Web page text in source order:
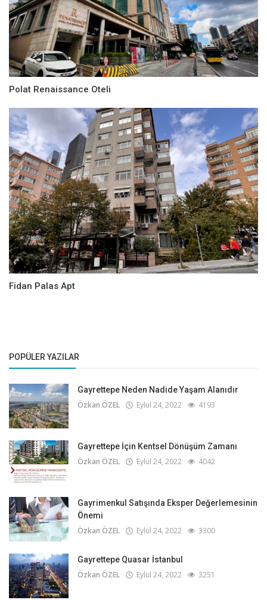
Polat Renaissance Oteli
Fidan Palas Apt
POPÜLER YAZILAR
Gayrettepe Neden Nadide Yaşam Alanıdır
Özkan ÖZEL Eylül 24, 2022 4193
Gayrettepe İçin Kentsel Dönüşüm Zamanı
Özkan ÖZEL Eylül 24, 2022 4042
Gayrimenkul Satışında Eksper Değerlemesinin
Önemi
Özkan ÖZEL Eylül 24, 2022 3300
Gayrettepe Quasar İstanbul
Özkan ÖZEL Eylül 24, 2022 3251